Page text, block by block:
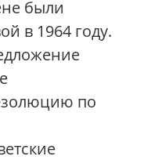
были
в 1964 году.
по